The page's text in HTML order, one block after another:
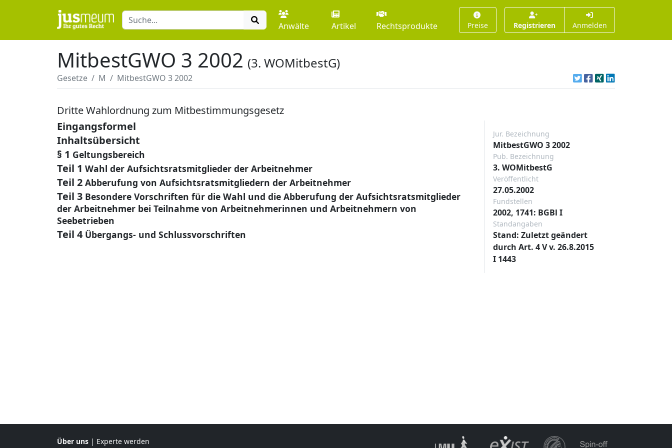
Anwälte Artikel Rechtsprodukte Preise Registrieren Anmelden
MitbestGWO 3 2002 (3. WOMitbestG)
Gesetze M MitbestGWO 3 2002
Dritte Wahlordnung zum Mitbestimmungsgesetz
Eingangsformel
Inhaltsübersicht
§ 1 Geltungsbereich
Teil 1 Wahl der Aufsichtsratsmitglieder der Arbeitnehmer
Teil 2 Abberufung von Aufsichtsratsmitgliedern der Arbeitnehmer
Teil 3 Besondere Vorschriften für die Wahl und die Abberufung der Aufsichtsratsmitglieder
der Arbeitnehmer bei Teilnahme von Arbeitnehmerinnen und Arbeitnehmern von
Seebetrieben
Teil 4 Übergangs- und Schlussvorschriften
Jur. Bezeichnung
MitbestGWO 3 2002
Pub. Bezeichnung
3. WOMitbestG
Veröffentlicht
27.05.2002
Fundstellen
2002, 1741: BGBl I
Standangaben
Stand: Zuletzt geändert
durch Art. 4 V v. 26.8.2015
I 1443
Über uns | Experte werden